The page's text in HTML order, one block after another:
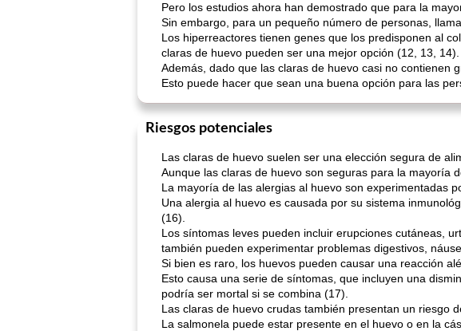
Pero los estudios ahora han demostrado que para la
Sin embargo, para un pequeño número de personas,
Los hiperreactores tienen genes que los predisponen al
claras de huevo pueden ser una mejor opción (12, 13, 14).
Además, dado que las claras de huevo casi no contienen
Esto puede hacer que sean una buena opción para las
Riesgos potenciales
Las claras de huevo suelen ser una elección segura de
Aunque las claras de huevo son seguras para la mayoría
La mayoría de las alergias al huevo son experimentadas
Una alergia al huevo es causada por su sistema
(16).
Los síntomas leves pueden incluir erupciones cutáneas,
también pueden experimentar problemas digestivos,
Si bien es raro, los huevos pueden causar una reacción
Esto causa una serie de síntomas, que incluyen una
podría ser mortal si se combina (17).
Las claras de huevo crudas también presentan un riesgo
La salmonela puede estar presente en el huevo o en la